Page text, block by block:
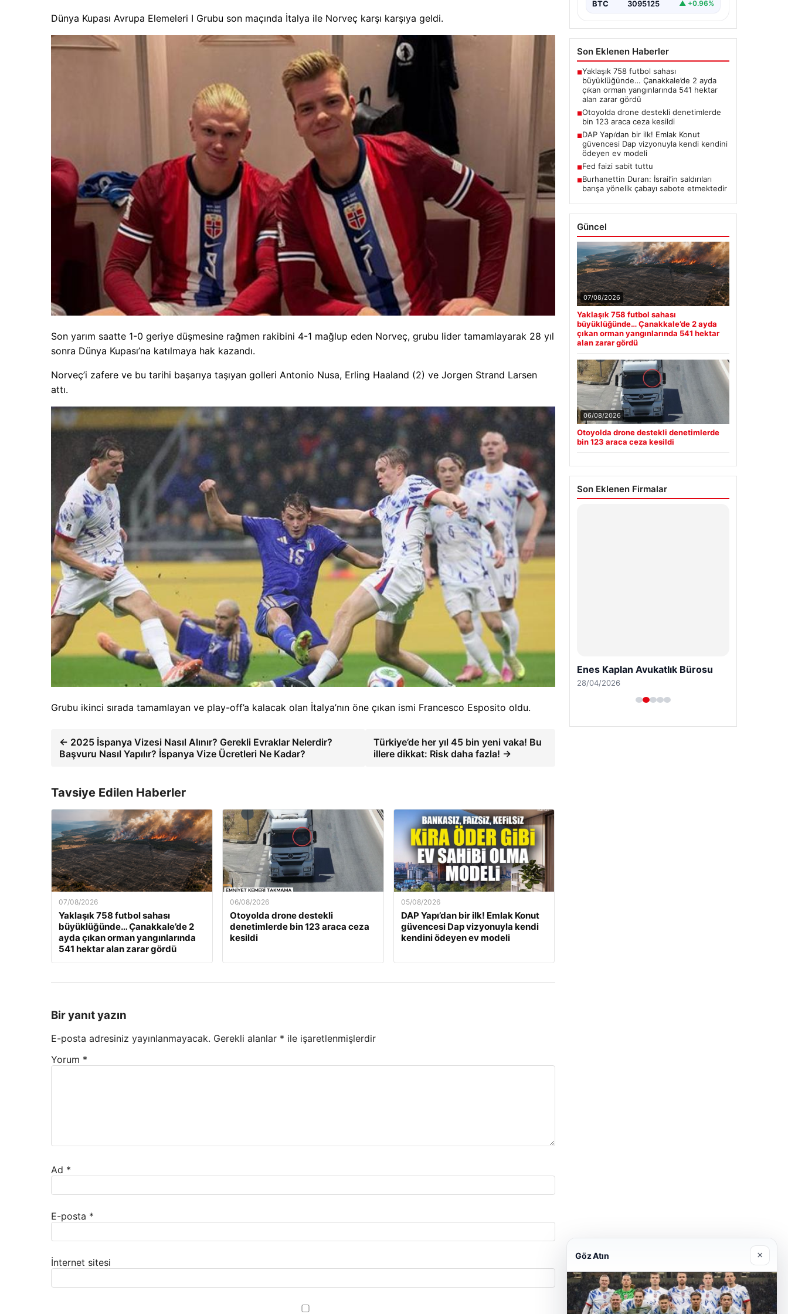
Dünya Kupası Avrupa Elemeleri I Grubu son maçında İtalya ile Norveç karşı karşıya geldi.
Son yarım saatte 1-0 geriye düşmesine rağmen rakibini 4-1 mağlup eden Norveç, grubu lider tamamlayarak 28 yıl
sonra Dünya Kupası’na katılmaya hak kazandı.
Norveç’i zafere ve bu tarihi başarıya taşıyan golleri Antonio Nusa, Erling Haaland (2) ve Jorgen Strand Larsen
attı.
Grubu ikinci sırada tamamlayan ve play-off’a kalacak olan İtalya’nın öne çıkan ismi Francesco Esposito oldu.
← 2025 İspanya Vizesi Nasıl Alınır? Gerekli Evraklar Nelerdir?
Başvuru Nasıl Yapılır? İspanya Vize Ücretleri Ne Kadar?
Türkiye’de her yıl 45 bin yeni vaka! Bu
illere dikkat: Risk daha fazla! →
Tavsiye Edilen Haberler
07/08/2026
Yaklaşık 758 futbol sahası
büyüklüğünde… Çanakkale’de 2
ayda çıkan orman yangınlarında
541 hektar alan zarar gördü
06/08/2026
Otoyolda drone destekli
denetimlerde bin 123 araca ceza
kesildi
05/08/2026
DAP Yapı’dan bir ilk! Emlak Konut
güvencesi Dap vizyonuyla kendi
kendini ödeyen ev modeli
Bir yanıt yazın
E-posta adresiniz yayınlanmayacak. Gerekli alanlar * ile işaretlenmişlerdir
Yorum *
Ad *
E-posta *
İnternet sitesi
BTC 3095125 ▲ +0.96%
Son Eklenen Haberler
■Yaklaşık 758 futbol sahası
büyüklüğünde… Çanakkale’de 2 ayda
çıkan orman yangınlarında 541 hektar
alan zarar gördü
■Otoyolda drone destekli denetimlerde
bin 123 araca ceza kesildi
■DAP Yapı’dan bir ilk! Emlak Konut
güvencesi Dap vizyonuyla kendi kendini
ödeyen ev modeli
■Fed faizi sabit tuttu
■Burhanettin Duran: İsrail’in saldırıları
barışa yönelik çabayı sabote etmektedir
Güncel
07/08/2026
Yaklaşık 758 futbol sahası
büyüklüğünde… Çanakkale’de 2 ayda
çıkan orman yangınlarında 541 hektar
alan zarar gördü
06/08/2026
Otoyolda drone destekli denetimlerde
bin 123 araca ceza kesildi
Son Eklenen Firmalar
Enes Kaplan Avukatlık Bürosu
28/04/2026
Göz Atın ×